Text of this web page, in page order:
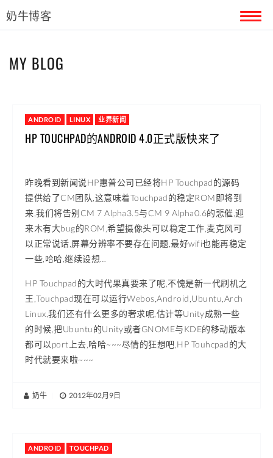
奶牛博客
MY BLOG
ANDROID LINUX 业界新闻
HP TOUCHPAD的ANDROID 4.0正式版快来了
昨晚看到新闻说HP惠普公司已经将HP Touchpad的源码
提供给了CM团队,这意味着Touchpad的稳定ROM即将到
来,我们将告别CM 7 Alpha3.5与CM 9 Alpha0.6的悲催,迎
来木有大bug的ROM,希望摄像头可以稳定工作,麦克风可
以正常说话,屏幕分辨率不要存在问题,最好wifi也能再稳定
一些,哈哈,继续设想…
HP Touchpad的大时代果真要来了呢,不愧是新一代刷机之
王,Touchpad现在可以运行Webos,Android,Ubuntu,Arch
Linux,我们还有什么更多的奢求呢,估计等Unity成熟一些
的时候,把Ubuntu的Unity或者GNOME与KDE的移动版本
都可以port上去,哈哈~~~尽情的狂想吧,HP Touhcpad的大
时代就要来啦~~~
奶牛 2012年02月9日
ANDROID TOUCHPAD